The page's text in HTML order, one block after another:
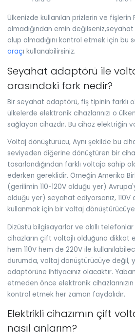
Ülkenizde kullanılan prizlerin ve fişlerin
olmadığından emin
olup olmadığını kontrol etmek için bu
araçı kullanabilirsiniz.
Seyahat adaptörü ile
arasındaki fark nedir?
Bir seyahat adaptörü, fiş tipinin farklı
ülkelerde elektronik cihazlarınızı o
sağlayan cihazdır. Bu cihaz elektriğin
Voltaj dönüştürücü, Aynı şekilde bu
seviyeden diğerine dönüştüren bir
tasarlandığından farklı voltaja sahip
ederken gereklidir. Örneğin Amerika
(gerilimin 110-120V olduğu yer)
olduğu yer) seyahat ediyorsanız, 110V
kullanmak için bir voltaj dönüştürücüye
Dizüstü bilgisayarlar ve akıllı
cihazların çift voltajlı olduğuna dikkat
hem 110V hem de 220V ile
durumda, voltaj dönüştürücüye değil,
adaptörüne ihtiyacınız olacaktır.
etmeden önce elektronik
kontrol etmek her zaman faydalıdır.
Elektrikli cihazımın çift
nasıl anlarım?